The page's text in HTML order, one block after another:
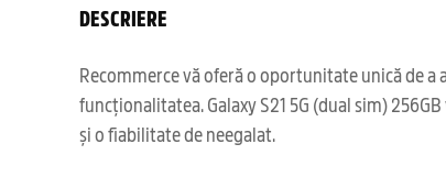
DESCRIERE
Recommerce vă oferă o oportunitate unică de
funcționalitatea. Galaxy S21 5G (dual sim)
și o fiabilitate de neegalat.